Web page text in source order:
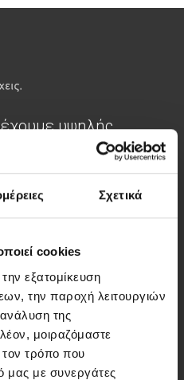
Σχετικά
cookies
εξατομίκευση
την παροχή λειτουργιών
της
μοιραζόμαστε
τρόπο που
μας με συνεργάτες
υψηλής
υπηρεσίες
37-39,